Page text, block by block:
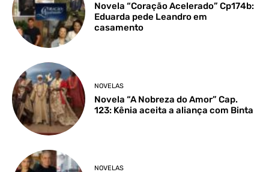
Novela “Coração Acelerado” Cp174b:
Eduarda pede Leandro em
casamento
NOVELAS
Novela “A Nobreza do Amor” Cap.
123: Kênia aceita a aliança com Binta
NOVELAS